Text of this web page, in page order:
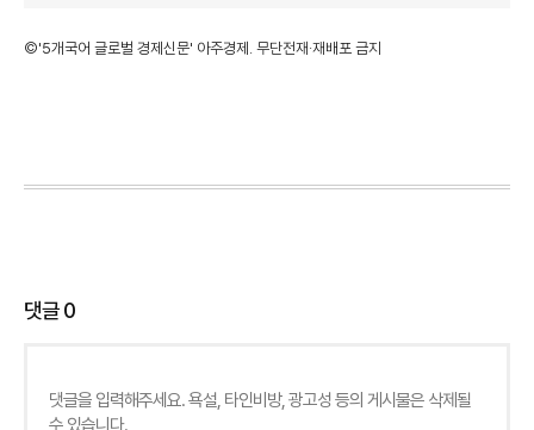
©'5개국어 글로벌 경제신문' 아주경제. 무단전재·재배포 금지
댓글0